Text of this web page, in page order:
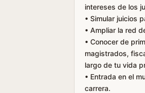
intereses de los
• Simular juicios
• Ampliar la red
• Conocer de
magistrados,
largo de tu vida
• Entrada en el
carrera.